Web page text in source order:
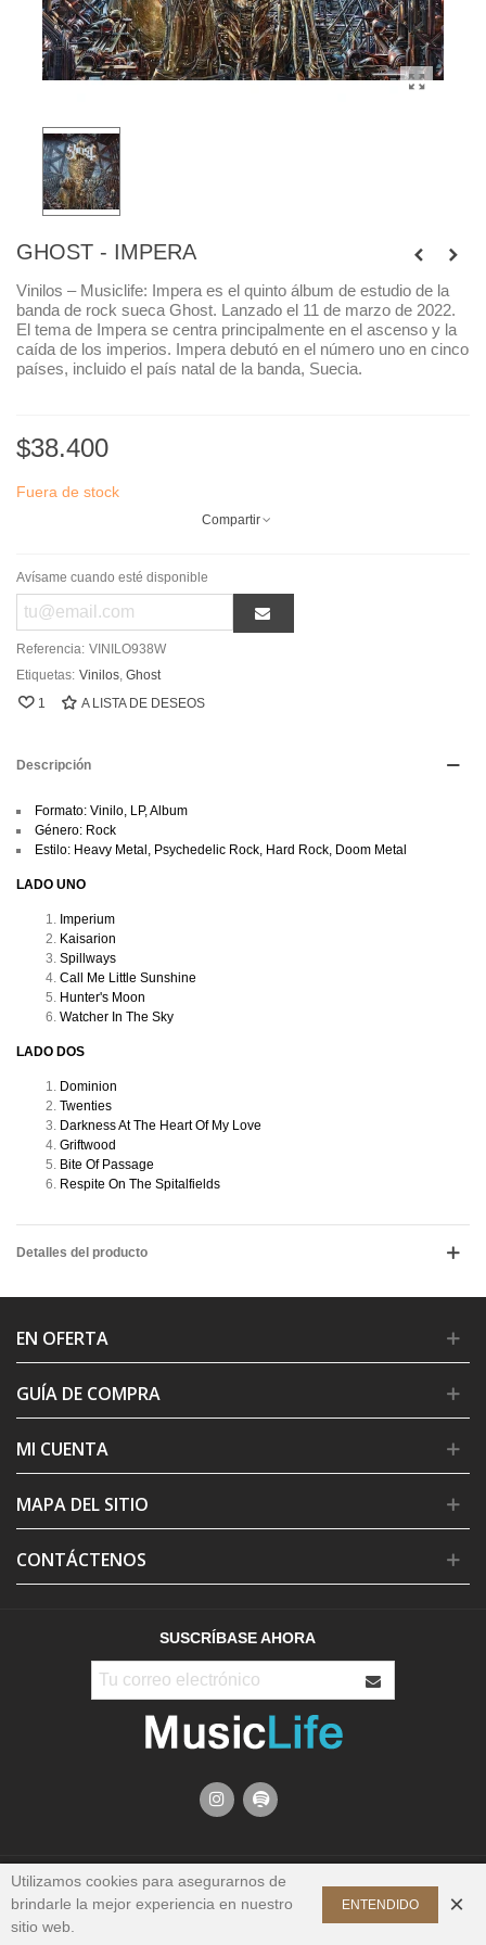
GHOST - IMPERA
Vinilos – Musiclife: Impera es el quinto álbum de estudio de la
banda de rock sueca Ghost. Lanzado el 11 de marzo de 2022.
El tema de Impera se centra principalmente en el ascenso y la
caída de los imperios. Impera debutó en el número uno en cinco
países, incluido el país natal de la banda, Suecia.
$38.400
Fuera de stock
Compartir
Avísame cuando esté disponible
Referencia: VINILO938W
Etiquetas: Vinilos, Ghost
1
A LISTA DE DESEOS
Descripción
Formato: Vinilo, LP, Album
Género: Rock
Estilo: Heavy Metal, Psychedelic Rock, Hard Rock, Doom Metal
LADO UNO
Imperium
Kaisarion
Spillways
Call Me Little Sunshine
Hunter's Moon
Watcher In The Sky
LADO DOS
Dominion
Twenties
Darkness At The Heart Of My Love
Griftwood
Bite Of Passage
Respite On The Spitalfields
Detalles del producto
EN OFERTA
GUÍA DE COMPRA
MI CUENTA
MAPA DEL SITIO
CONTÁCTENOS
SUSCRÍBASE AHORA
© 2024 MusicLife. Todos los Derechos Reservados
Utilizamos cookies para asegurarnos de
brindarle la mejor experiencia en nuestro
sitio web.
ENTENDIDO ×